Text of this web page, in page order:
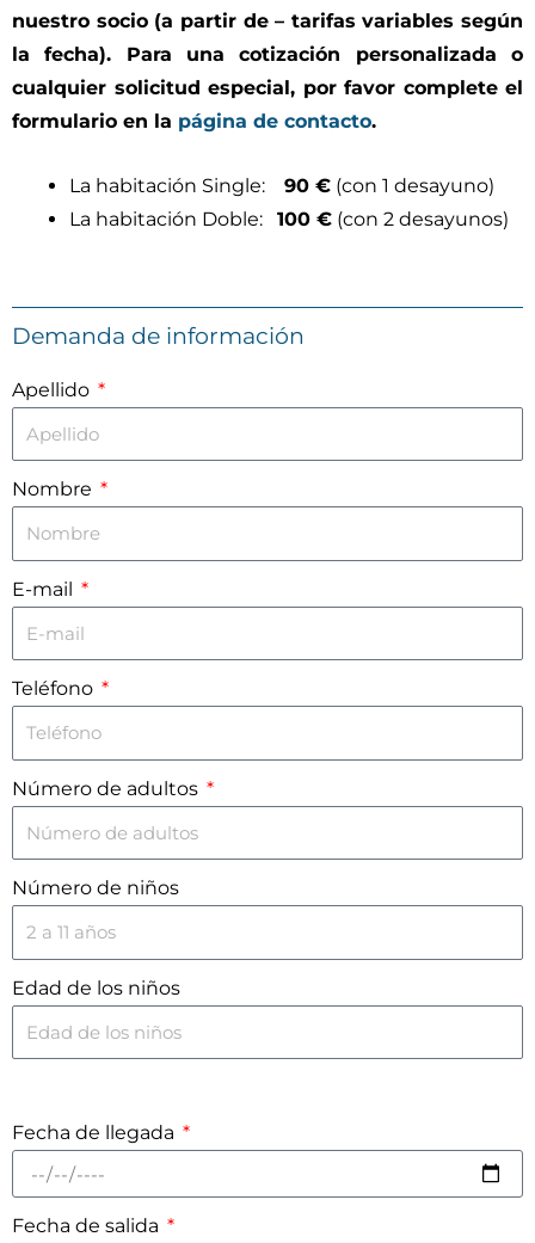
nuestro socio (a partir de – tarifas variables según
la fecha). Para una cotización personalizada o
cualquier solicitud especial, por favor complete el
formulario en la página de contacto.
La habitación Single: 90 € (con 1 desayuno)
La habitación Doble: 100 € (con 2 desayunos)
Demanda de información
Apellido
Nombre
E-mail
Teléfono
Número de adultos
Número de niños
Edad de los niños
Fecha de llegada
Fecha de salida